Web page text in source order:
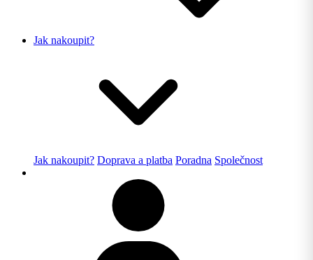
Jak nakoupit?
Jak nakoupit? Doprava a platba Poradna Společnost